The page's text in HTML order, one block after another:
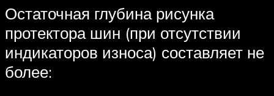
Остаточная глубина рисунка
протектора шин (при отсутствии
индикаторов износа) составляет не
более: